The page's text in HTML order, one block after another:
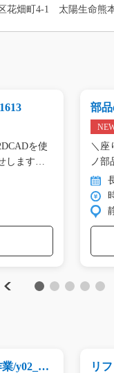
花畑町4-1 太陽生命熊
を使
します。
部品
＼座
ノ部
/y02_01
リ